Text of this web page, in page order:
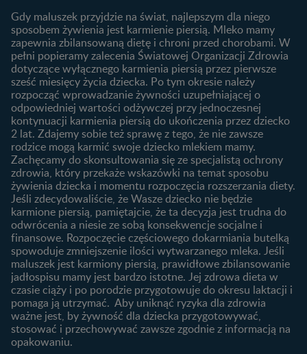
Produkty
Wyszukiwarka produktów
Nasze marki
Jak zaplanować płeć
dziecka?
Jak rozpoznać dni płodne?
Badania przed ciążą
Planowanie urlopu
macierzyńskiego
1. trymestr ciąży
2. trymestr ciąży
3. trymestr ciąży
Rozwój dziecka
Kalendarz rozwoju dziecka
Skoki rozwojowe
Ząbkowanie u niemowląt
Żywienie dziecka
10 sposobów jak poprawić
laktację
Jakie mleko następne
wybrać dla dziecka?
Jak rozszerzać dietę
niemowlaka?
Przydatne materiały dla
rodziców
Poradniki dla rodziców
Karty do zdjęć dla
Maluszka
Materiały do pobrania
Narzędzia dla rodziców
Gdy maluszek przyjdzie na świat, najlepszym dla niego
sposobem żywienia jest karmienie piersią. Mleko mamy
zapewnia zbilansowaną dietę i chroni przed chorobami. W
pełni popieramy zalecenia Światowej Organizacji Zdrowia
dotyczące wyłącznego karmienia piersią przez pierwsze
sześć miesięcy życia dziecka. Po tym okresie należy
rozpocząć wprowadzanie żywności uzupełniającej o
odpowiedniej wartości odżywczej przy jednoczesnej
kontynuacji karmienia piersią do ukończenia przez dziecko
2 lat. Zdajemy sobie też sprawę z tego, że nie zawsze
rodzice mogą karmić swoje dziecko mlekiem mamy.
Zachęcamy do skonsultowania się ze specjalistą ochrony
zdrowia, który przekaże wskazówki na temat sposobu
żywienia dziecka i momentu rozpoczęcia rozszerzania diety.
Jeśli zdecydowaliście, że Wasze dziecko nie będzie
karmione piersią, pamiętajcie, że ta decyzja jest trudna do
odwrócenia a niesie ze sobą konsekwencje socjalne i
finansowe. Rozpoczęcie częściowego dokarmiania butelką
spowoduje zmniejszenie ilości wytwarzanego mleka. Jeśli
maluszek jest karmiony piersią, prawidłowe zbilansowanie
jadłospisu mamy jest bardzo istotne. Jej zdrowa dieta w
czasie ciąży i po porodzie przygotowuje do okresu laktacji i
pomaga ją utrzymać. Aby uniknąć ryzyka dla zdrowia
ważne jest, by żywność dla dziecka przygotowywać,
stosować i przechowywać zawsze zgodnie z informacją na
opakowaniu.